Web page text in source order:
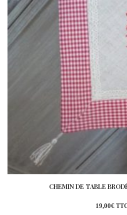
CHEMIN DE TABLE
19,00€